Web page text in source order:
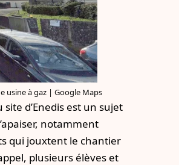
usine à gaz | Google Maps
d’Enedis est un sujet
notamment
qui jouxtent le chantier
plusieurs élèves et